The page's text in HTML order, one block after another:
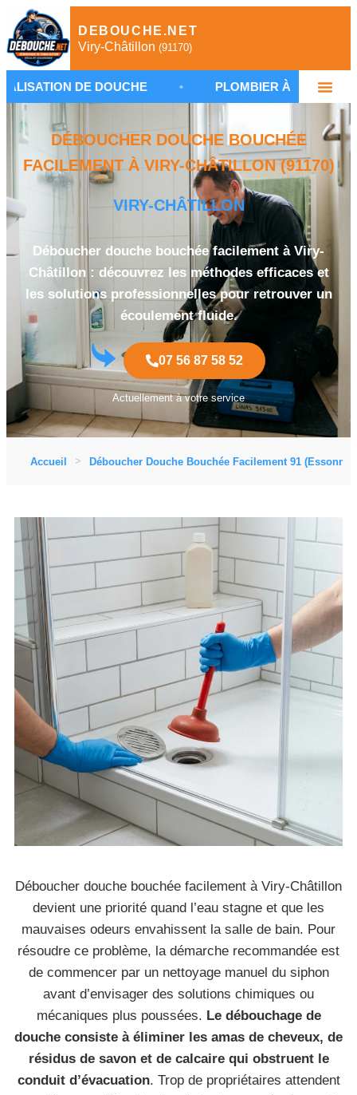
DEBOUCHE.NET
Viry-Châtillon (91170)
DOUCHE • PLOMBIER À VIRY-CHÂTILLON
DÉBOUCHER DOUCHE BOUCHÉE
FACILEMENT À VIRY-CHÂTILLON (91170)
VIRY-CHÂTILLON
Déboucher douche bouchée facilement à Viry-
Châtillon : découvrez les méthodes efficaces et
les solutions professionnelles pour retrouver un
écoulement fluide.
07 56 87 58 52
Actuellement à votre service
Accueil Déboucher Douche Bouchée Facilement 91 (Essonne)
Déboucher douche bouchée facilement à Viry-Châtillon
devient une priorité quand l’eau stagne et que les
mauvaises odeurs envahissent la salle de bain. Pour
résoudre ce problème, la démarche recommandée est
de commencer par un nettoyage manuel du siphon
avant d’envisager des solutions chimiques ou
mécaniques plus poussées. Le débouchage de
douche consiste à éliminer les amas de cheveux, de
résidus de savon et de calcaire qui obstruent le
conduit d’évacuation. Trop de propriétaires attendent